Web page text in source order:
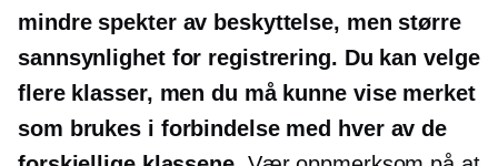
mindre spekter av beskyttelse, men større
sannsynlighet for registrering. Du kan velge
flere klasser, men du må kunne vise merket
som brukes i forbindelse med hver av de